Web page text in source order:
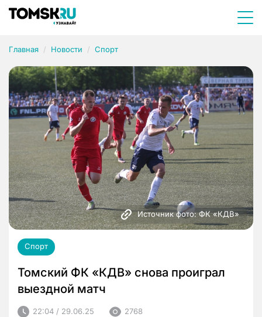
Главная Новости Спорт
Источник фото: ФК «КДВ»
Спорт
Томский ФК «КДВ» снова проиграл
выездной матч
22:04 / 29.06.25 2768